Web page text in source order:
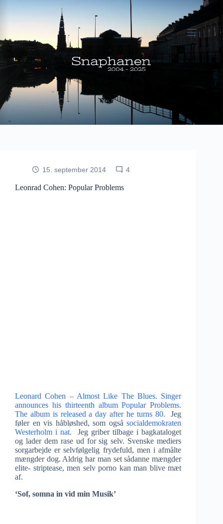
15. september 2014 4
Leonrad Cohen: Popular Problems
Leonard Cohen – Almost Like The Blues. Singer
announces his thirteenth album Popular Problems.
The album is released a day after he turns 80. Jeg
føler en vis håbløshed, som ogsåsocialdemokraten
Westerholm i nat.
Jeg griber tilbage i bagkataloget
og lader dem rase ud for sig selv. Svenske mediers
sorgarbejde er selvfølgelig frydefuld, men i afmålte
mængder dog. Aldrig har man set sådanne mængder
elite- striptease, men selv porno kan man blive mæt
af.
‘Sof, somna in vid min Musik’